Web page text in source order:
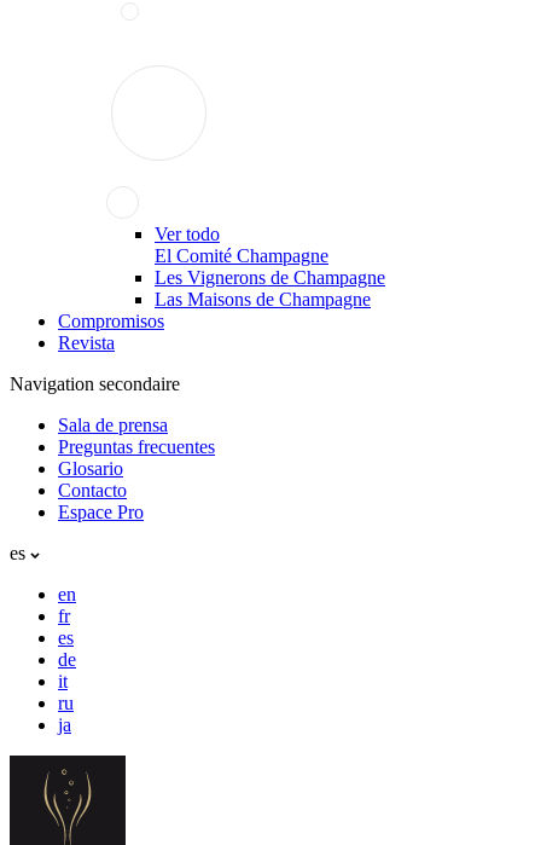
Ver todo
El Comité Champagne
Les Vignerons de Champagne
Las Maisons de Champagne
Compromisos
Revista
Navigation secondaire
Sala de prensa
Preguntas frecuentes
Glosario
Contacto
Espace Pro
es
en
fr
es
de
it
ru
ja